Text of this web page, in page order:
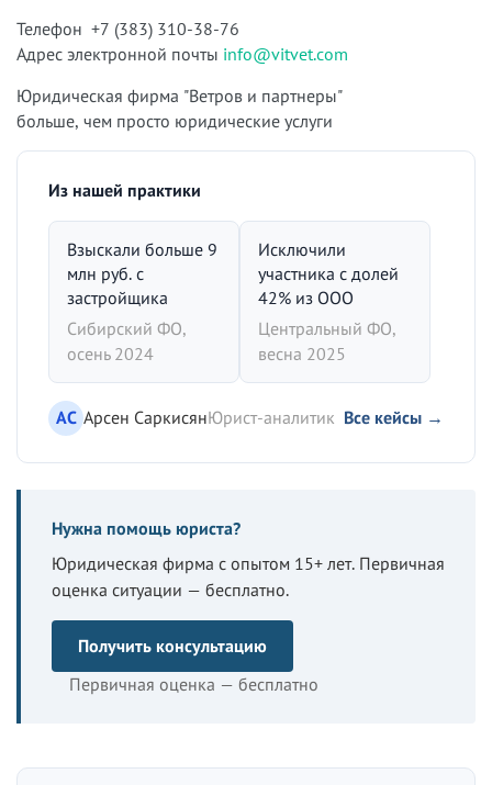
Телефон +7 (383) 310-38-76
Адрес электронной почты info@vitvet.com
Юридическая фирма "Ветров и партнеры"
больше, чем просто юридические услуги
Из нашей практики
Взыскали больше 9
млн руб. с
застройщика
Сибирский ФО,
осень 2024
Исключили
участника с долей
42% из ООО
Центральный ФО,
весна 2025
АС Арсен СаркисянЮрист-аналитик Все кейсы →
Нужна помощь юриста?
Юридическая фирма с опытом 15+ лет. Первичная
оценка ситуации — бесплатно.
Получить консультацию
Первичная оценка — бесплатно